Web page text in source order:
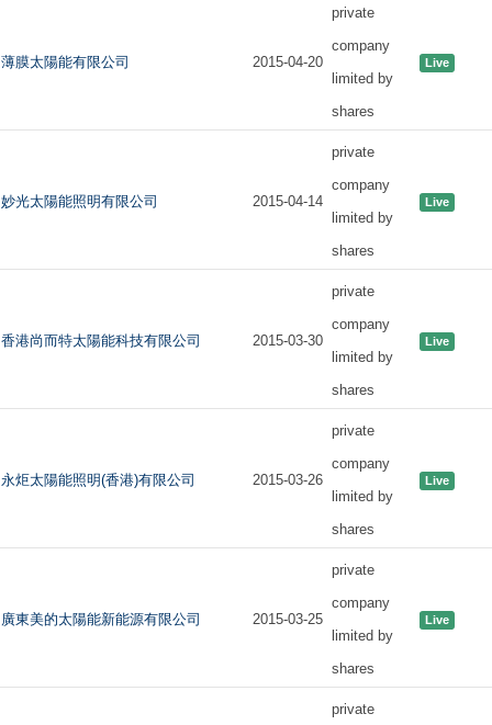
薄膜太陽能有限公司 2015-04-20
private
company
limited by
shares
Live
妙光太陽能照明有限公司 2015-04-14
private
company
limited by
shares
Live
香港尚而特太陽能科技有限公司 2015-03-30
private
company
limited by
shares
Live
永炬太陽能照明(香港)有限公司 2015-03-26
private
company
limited by
shares
Live
廣東美的太陽能新能源有限公司 2015-03-25
private
company
limited by
shares
Live
private